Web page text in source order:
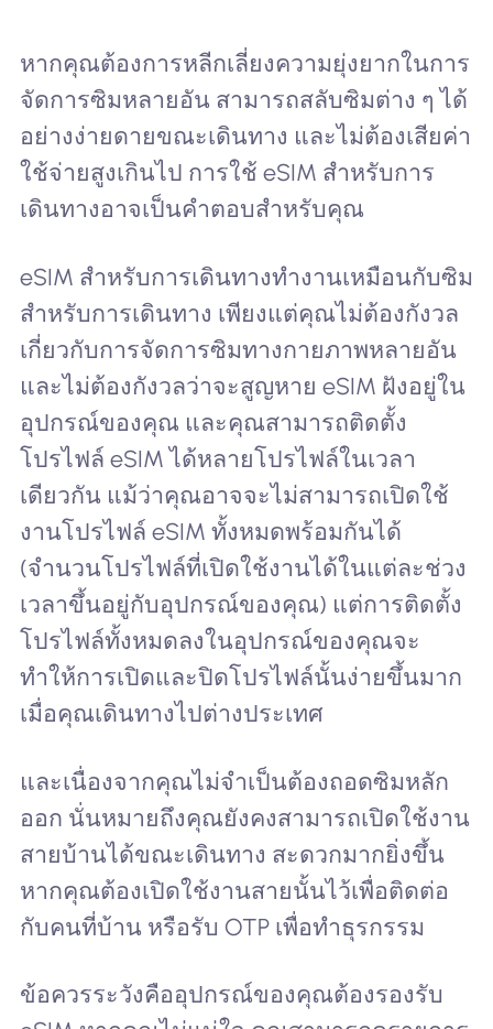
หากคุณต้องการหลีกเลี่ยงความยุ่งยากในการ
จัดการซิมหลายอัน สามารถสลับซิมต่าง ๆ ได้
อย่างง่ายดายขณะเดินทาง และไม่ต้องเสียค่า
ใช้จ่ายสูงเกินไป การใช้ eSIM สำหรับการ
เดินทางอาจเป็นคำตอบสำหรับคุณ
eSIM สำหรับการเดินทางทำงานเหมือนกับซิม
สำหรับการเดินทาง เพียงแต่คุณไม่ต้องกังวล
เกี่ยวกับการจัดการซิมทางกายภาพหลายอัน
และไม่ต้องกังวลว่าจะสูญหาย eSIM ฝังอยู่ใน
อุปกรณ์ของคุณ และคุณสามารถติดตั้ง
โปรไฟล์ eSIM ได้หลายโปรไฟล์ในเวลา
เดียวกัน แม้ว่าคุณอาจจะไม่สามารถเปิดใช้
งานโปรไฟล์ eSIM ทั้งหมดพร้อมกันได้
(จำนวนโปรไฟล์ที่เปิดใช้งานได้ในแต่ละช่วง
เวลาขึ้นอยู่กับอุปกรณ์ของคุณ) แต่การติดตั้ง
โปรไฟล์ทั้งหมดลงในอุปกรณ์ของคุณจะ
ทำให้การเปิดและปิดโปรไฟล์นั้นง่ายขึ้นมาก
เมื่อคุณเดินทางไปต่างประเทศ
และเนื่องจากคุณไม่จำเป็นต้องถอดซิมหลัก
ออก นั่นหมายถึงคุณยังคงสามารถเปิดใช้งาน
สายบ้านได้ขณะเดินทาง สะดวกมากยิ่งขึ้น
หากคุณต้องเปิดใช้งานสายนั้นไว้เพื่อติดต่อ
กับคนที่บ้าน หรือรับ OTP เพื่อทำธุรกรรม
ข้อควรระวังคืออุปกรณ์ของคุณต้องรองรับ